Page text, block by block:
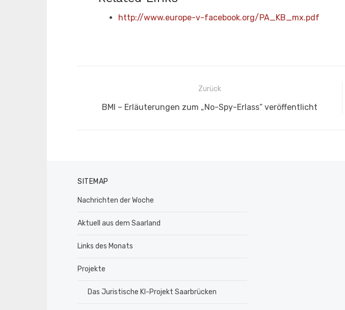
http://www.europe-v-facebook.org/PA_KB_mx.pdf
BeitragsnavigationZurück
Vorheriger
BMI – Erläuterungen zum „No-Spy-Erlass“ veröffentlicht
SITEMAP
Nachrichten der Woche
Aktuell aus dem Saarland
Links des Monats
Projekte
Das Juristische KI-Projekt Saarbrücken